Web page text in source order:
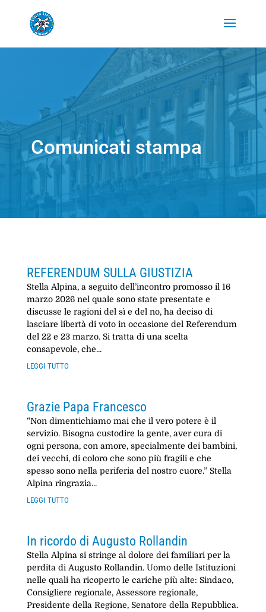
Comunicati stampa
REFERENDUM SULLA GIUSTIZIA
Stella Alpina, a seguito dell’incontro promosso il 16
marzo 2026 nel quale sono state presentate e
discusse le ragioni del sì e del no, ha deciso di
lasciare libertà di voto in occasione del Referendum
del 22 e 23 marzo. Si tratta di una scelta
consapevole, che...
leggi tutto
Grazie Papa Francesco
“Non dimentichiamo mai che il vero potere è il
servizio. Bisogna custodire la gente, aver cura di
ogni persona, con amore, specialmente dei bambini,
dei vecchi, di coloro che sono più fragili e che
spesso sono nella periferia del nostro cuore.” Stella
Alpina ringrazia...
leggi tutto
In ricordo di Augusto Rollandin
Stella Alpina si stringe al dolore dei familiari per la
perdita di Augusto Rollandin. Uomo delle Istituzioni
nelle quali ha ricoperto le cariche più alte: Sindaco,
Consigliere regionale, Assessore regionale,
Presidente della Regione, Senatore della Repubblica.